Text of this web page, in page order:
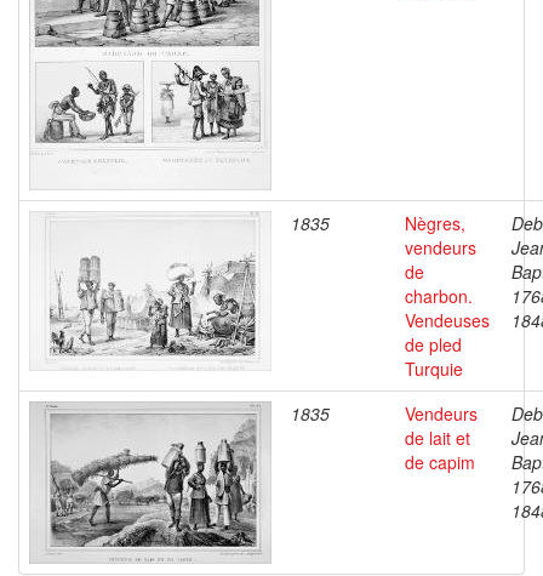
1835
Nègres,
vendeurs
de
charbon.
Vendeuses
de pled
Turquie
1835
Vendeurs
de lait et
de capim